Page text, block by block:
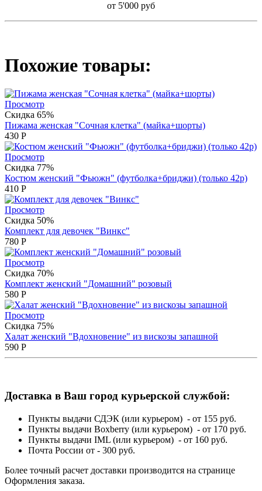
от 5'000 руб
Похожие товары:
Просмотр
Скидка 65%
Пижама женская "Сочная клетка" (майка+шорты)
430 Р
Просмотр
Скидка 77%
Костюм женский "Фьюжн" (футболка+бриджи) (только 42р)
410 Р
Просмотр
Скидка 50%
Комплект для девочек "Винкс"
780 Р
Просмотр
Скидка 70%
Комплект женский "Домашний" розовый
580 Р
Просмотр
Скидка 75%
Халат женский "Вдохновение" из вискозы запашной
590 Р
Доставка в Ваш город курьерской службой:
Пункты выдачи СДЭК (или курьером) - от 155 руб.
Пункты выдачи Boxberry (или курьером) - от 170 руб.
Пункты выдачи IML (или курьером) - от 160 руб.
Почта России от - 300 руб.
Более точный расчет доставки производится на странице
Оформления заказа.